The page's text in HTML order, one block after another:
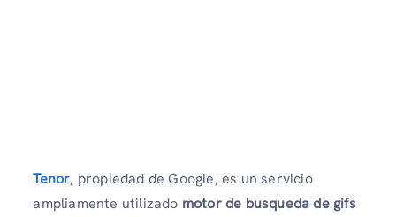
Tenor, propiedad de Google, es un servicio
ampliamente utilizado motor de busqueda de gifs